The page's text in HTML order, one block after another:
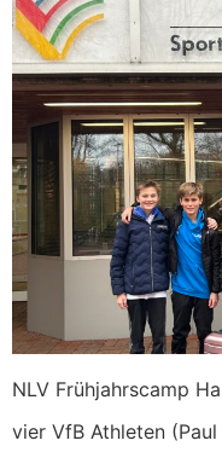
NLV Frühjahrscamp
vier VfB Athleten